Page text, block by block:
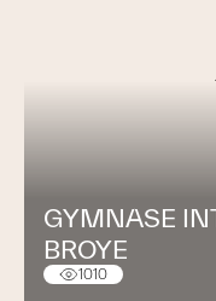
GYMNASE
BROYE
1010